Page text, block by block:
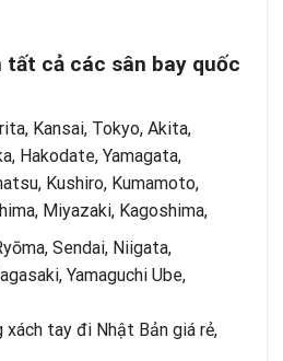
tất cả các sân bay quốc
Kansai, Tokyo, Akita,
Hakodate, Yamagata,
Kushiro, Kumamoto,
Miyazaki, Kagoshima,
Sendai, Niigata,
Yamaguchi Ube,